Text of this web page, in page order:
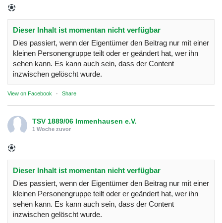
Dieser Inhalt ist momentan nicht verfügbar
Dies passiert, wenn der Eigentümer den Beitrag nur mit einer
kleinen Personengruppe teilt oder er geändert hat, wer ihn
sehen kann. Es kann auch sein, dass der Content
inzwischen gelöscht wurde.
View on Facebook · Share
TSV 1889/06 Immenhausen e.V.
1 Woche zuvor
Dieser Inhalt ist momentan nicht verfügbar
Dies passiert, wenn der Eigentümer den Beitrag nur mit einer
kleinen Personengruppe teilt oder er geändert hat, wer ihn
sehen kann. Es kann auch sein, dass der Content
inzwischen gelöscht wurde.